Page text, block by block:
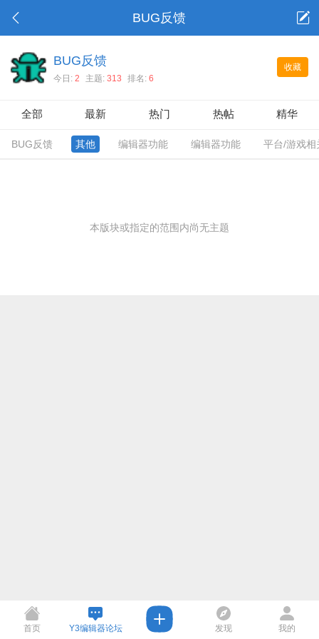
BUG反馈
收藏
BUG反馈
今日: 2 主题: 313 排名: 6
全部 最新 热门 热帖 精华
BUG反馈 其他 编辑器功能 编辑器功能 平台/游戏相
本版块或指定的范围内尚无主题
首页 Y3编辑器论坛 发现 我的